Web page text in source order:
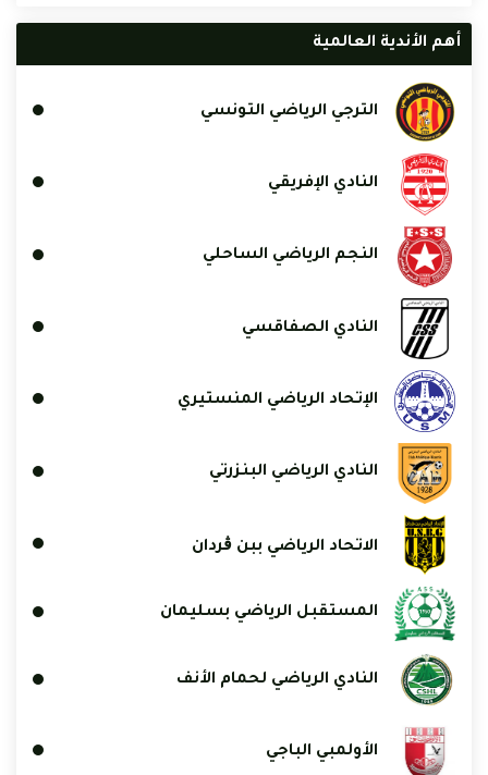
أهم الأندية العالمية
الترجي الرياضي التونسي
النادي الإفريقي
النجم الرياضي الساحلي
النادي الصفاقسي
الإتحاد الرياضي المنستيري
النادي الرياضي البنزرتي
الاتحاد الرياضي ببن ڨردان
المستقبل الرياضي بسليمان
النادي الرياضي لحمام الأنف
الأولمبي الباجي